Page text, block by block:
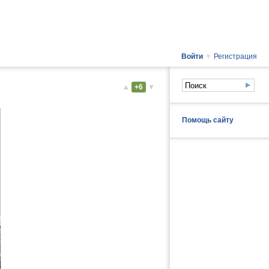
Войти ▼ Регистрация
▲ +6 ▼
Помощь сайту